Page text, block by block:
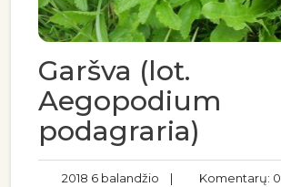
Garšva (lot.
Aegopodium
podagraria)
2018 6 balandžio | Komentarų: 0